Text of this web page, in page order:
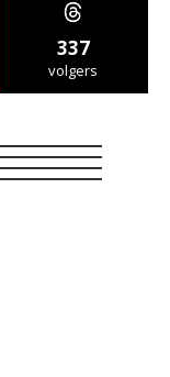
337
volgers